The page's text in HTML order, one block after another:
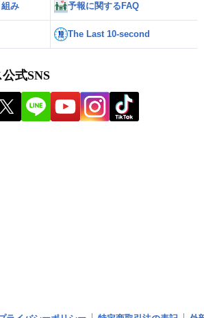
み 予報に関するFAQ
The Last 10-second
式SNS